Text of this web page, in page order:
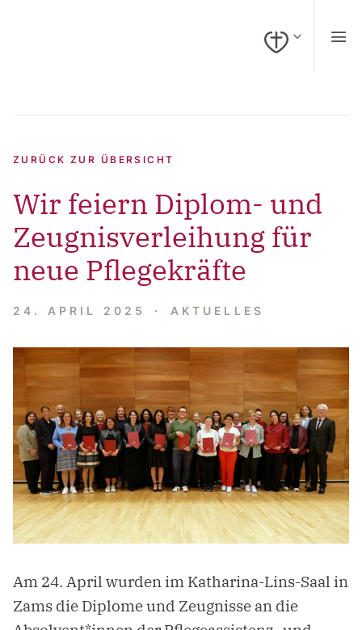
ZURÜCK ZUR ÜBERSICHT
Wir feiern Diplom- und
Zeugnisverleihung für
neue Pflegekräfte
24. APRIL 2025 AKTUELLES
Am 24. April wurden im Katharina-Lins-Saal in
Zams die Diplome und Zeugnisse an die